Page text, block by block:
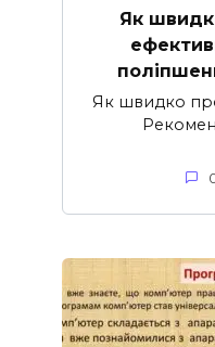
Як
Як швидко